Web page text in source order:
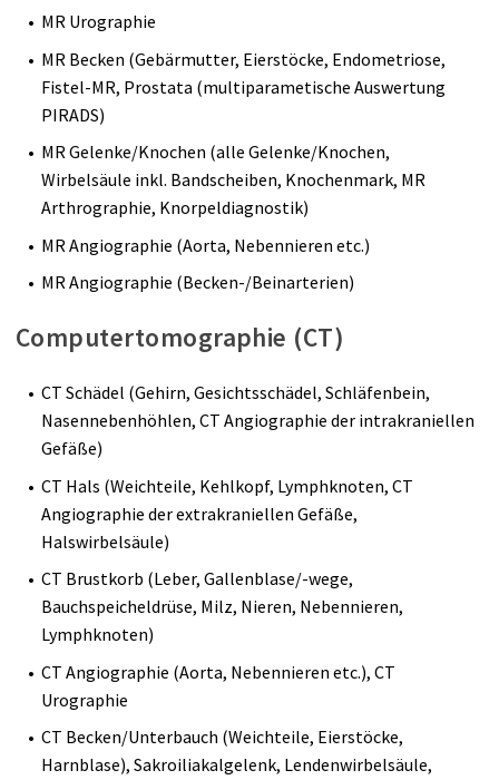
MR Urographie
MR Becken (Gebärmutter, Eierstöcke, Endometriose,
Fistel-MR, Prostata (multiparametische Auswertung
PIRADS)
MR Gelenke/Knochen (alle Gelenke/Knochen,
Wirbelsäule inkl. Bandscheiben, Knochenmark, MR
Arthrographie, Knorpeldiagnostik)
MR Angiographie (Aorta, Nebennieren etc.)
MR Angiographie (Becken-/Beinarterien)
Computertomographie (CT)
CT Schädel (Gehirn, Gesichtsschädel, Schläfenbein,
Nasennebenhöhlen, CT Angiographie der intrakraniellen
Gefäße)
CT Hals (Weichteile, Kehlkopf, Lymphknoten, CT
Angiographie der extrakraniellen Gefäße,
Halswirbelsäule)
CT Brustkorb (Leber, Gallenblase/-wege,
Bauchspeicheldrüse, Milz, Nieren, Nebennieren,
Lymphknoten)
CT Angiographie (Aorta, Nebennieren etc.), CT
Urographie
CT Becken/Unterbauch (Weichteile, Eierstöcke,
Harnblase), Sakroiliakalgelenk, Lendenwirbelsäule,